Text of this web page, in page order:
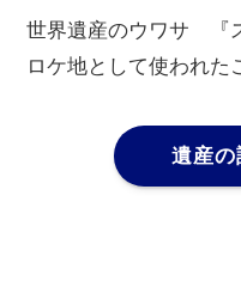
世界遺産のウワサ 『
ロケ地として使われた
遺産の